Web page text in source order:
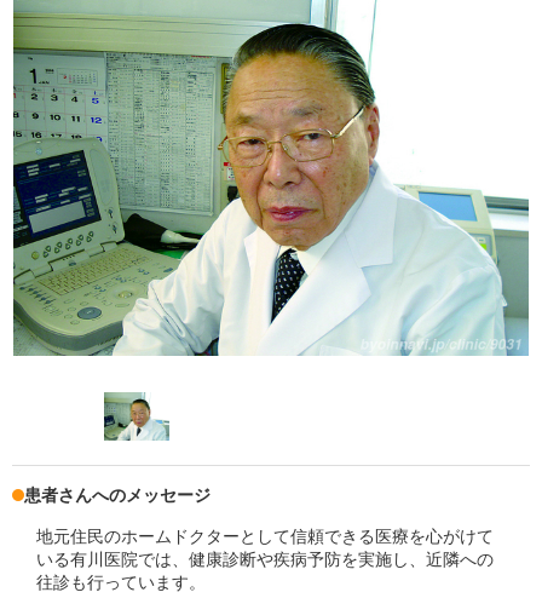
患者さんへのメッセージ
地元住民のホームドクターとして信頼できる医療を心がけて
いる有川医院では、健康診断や疾病予防を実施し、近隣への
往診も行っています。